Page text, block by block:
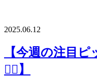
2025.06.12
【今週の注目
🙋‍♀️】